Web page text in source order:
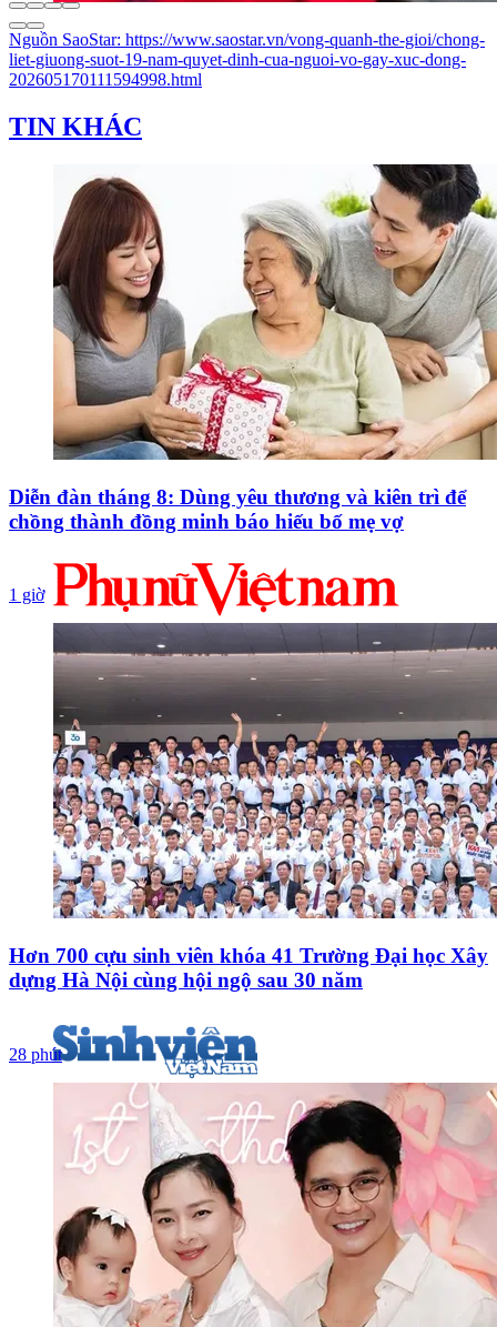
Nguồn SaoStar: https://www.saostar.vn/vong-quanh-the-gioi/chong-
liet-giuong-suot-19-nam-quyet-dinh-cua-nguoi-vo-gay-xuc-dong-
202605170111594998.html
TIN KHÁC
Diễn đàn tháng 8: Dùng yêu thương và kiên trì để
chồng thành đồng minh báo hiếu bố mẹ vợ
1 giờ
Hơn 700 cựu sinh viên khóa 41 Trường Đại học Xây
dựng Hà Nội cùng hội ngộ sau 30 năm
28 phút